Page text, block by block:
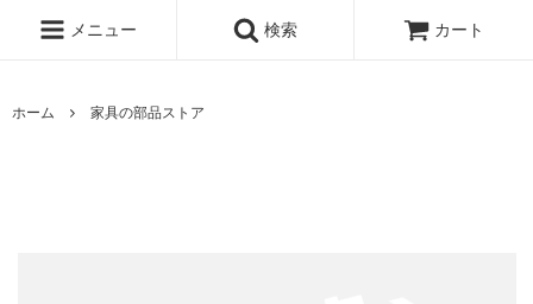
メニュー 検索 カート
ホーム 家具の部品ストア